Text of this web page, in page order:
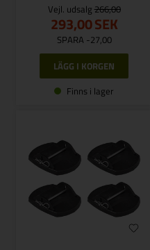
Vejl. udsalg 266,00
293,00SEK
SPARA -27,00
Finns i lager